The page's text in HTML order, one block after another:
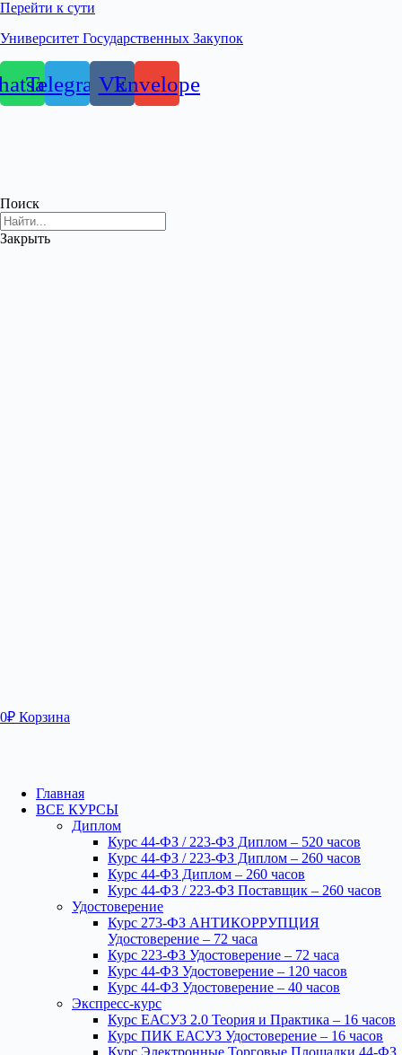
Перейти к сути
Университет Государственных Закупок
TelegramVkEnvelope
Поиск
Закрыть
0₽ Корзина
Главная
ВСЕ КУРСЫ
Диплом
Курс 44-ФЗ / 223-ФЗ Диплом – 520 часов
Курс 44-ФЗ / 223-ФЗ Диплом – 260 часов
Курс 44-ФЗ Диплом – 260 часов
Курс 44-ФЗ / 223-ФЗ Поставщик – 260 часов
Удостоверение
Курс 273-ФЗ АНТИКОРРУПЦИЯ
Удостоверение – 72 часа
Курс 223-ФЗ Удостоверение – 72 часа
Курс 44-ФЗ Удостоверение – 120 часов
Курс 44-ФЗ Удостоверение – 40 часов
Экспресс-курс
Курс ЕАСУЗ 2.0 Теория и Практика – 16 часов
Курс ПИК ЕАСУЗ Удостоверение – 16 часов
Курс Электронные Торговые Площадки 44-ФЗ